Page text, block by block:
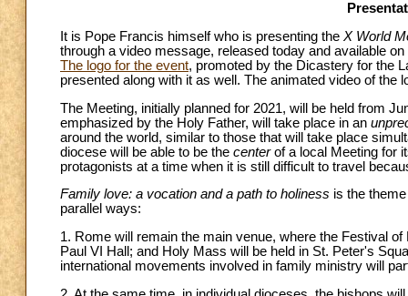
It is Pope Francis himself who is presenting the X World
through a video message, released today and available
The logo for the event, promoted by the Dicastery for the
presented along with it as well. The animated video of the
The Meeting, initially planned for 2021, will be held from
emphasized by the Holy Father, will take place in an
around the world, similar to those that will take place
diocese will be able to be the centerof a local Meeting for
protagonists at a time when it is still difficult to travel
Family love: a vocation and a path to holiness is the
parallel ways:
1. Rome will remain the main venue, where the Festival
Paul VI Hall; and Holy Mass will be held in St. Peter's
international movements involved in family ministry will